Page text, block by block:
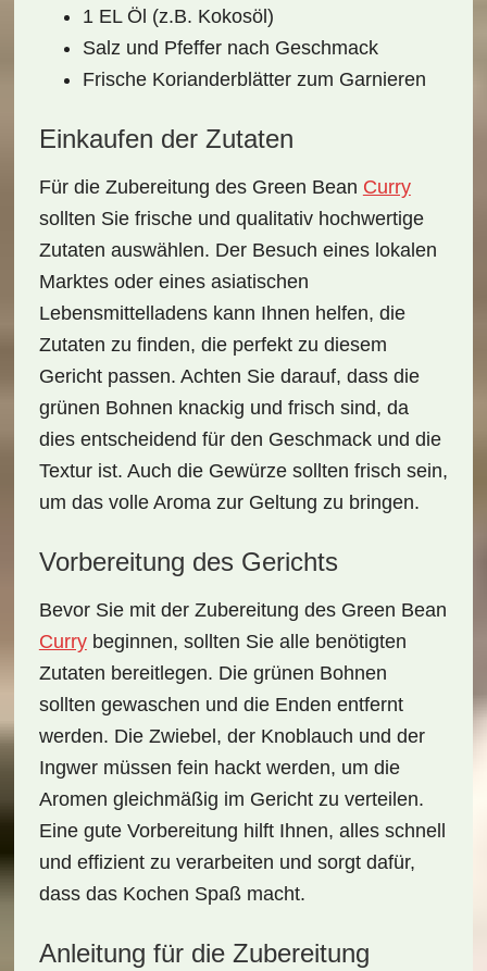
1 EL Öl (z.B. Kokosöl)
Salz und Pfeffer nach Geschmack
Frische Korianderblätter zum Garnieren
Einkaufen der Zutaten
Für die Zubereitung des Green Bean Curry
sollten Sie frische und qualitativ hochwertige
Zutaten auswählen. Der Besuch eines lokalen
Marktesoder eines asiatischen
Lebensmittelladens kann Ihnen helfen, die
Zutaten zu finden, die perfekt zu diesem
Gericht passen. Achten Sie darauf, dass die
grünen Bohnen knackig und frisch sind, da
dies entscheidend für den Geschmack und die
Textur ist. Auch die Gewürze sollten frisch sein,
um das volle Aroma zur Geltung zu bringen.
Vorbereitung des Gerichts
Bevor Sie mit der Zubereitung des Green Bean
Currybeginnen, sollten Sie alle benötigten
Zutaten bereitlegen. Die grünen Bohnen
sollten gewaschen und die Enden entfernt
werden. Die Zwiebel, der Knoblauch und der
Ingwer müssen fein hackt werden, um die
Aromen gleichmäßig im Gericht zu verteilen.
Eine gute Vorbereitung hilft Ihnen, alles schnell
und effizient zu verarbeiten und sorgt dafür,
dass das Kochen Spaß macht.
Anleitung für die Zubereitung